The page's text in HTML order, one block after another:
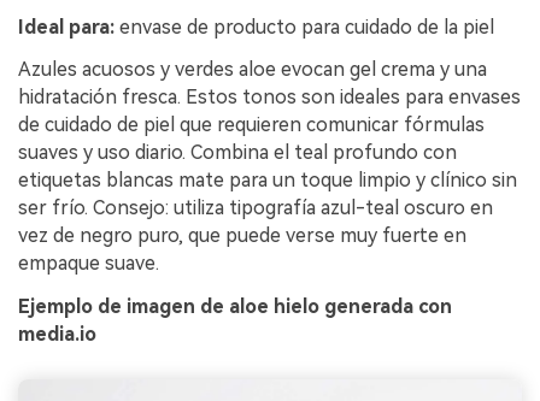
Ideal para: envase de producto para cuidado de la piel
Azules acuosos y verdes aloe evocan gel crema y una
hidratación fresca. Estos tonos son ideales para envases
de cuidado de piel que requieren comunicar fórmulas
suaves y uso diario. Combina el teal profundo con
etiquetas blancas mate para un toque limpio y clínico sin
ser frío. Consejo: utiliza tipografía azul-teal oscuro en
vez de negro puro, que puede verse muy fuerte en
empaque suave.
Ejemplo de imagen de aloe hielo generada con
media.io